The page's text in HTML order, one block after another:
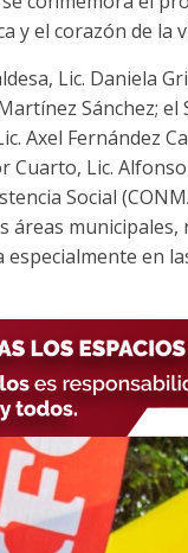
y el corazón de la
Lic. Daniela
Sánchez;
Axel Fernández
Cuarto, Lic.
Social
áreas
en